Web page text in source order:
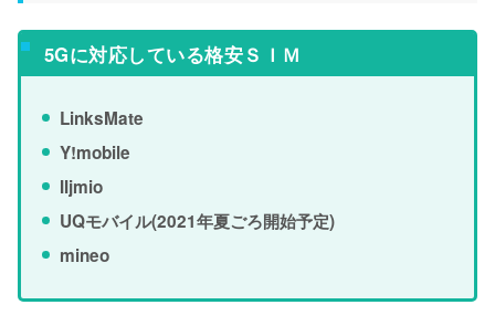
5Gに対応している格安ＳＩＭ
LinksMate
Y!mobile
IIjmio
UQモバイル(2021年夏ごろ開始予定)
mineo